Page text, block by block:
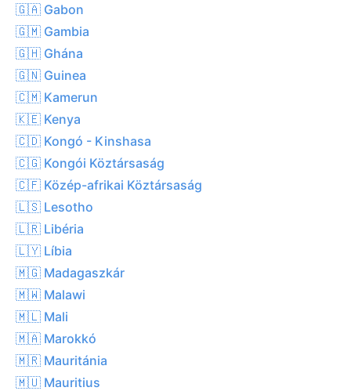
🇬🇦 Gabon
🇬🇲 Gambia
🇬🇭 Ghána
🇬🇳 Guinea
🇨🇲 Kamerun
🇰🇪 Kenya
🇨🇩 Kongó - Kinshasa
🇨🇬 Kongói Köztársaság
🇨🇫 Közép-afrikai Köztársaság
🇱🇸 Lesotho
🇱🇷 Libéria
🇱🇾 Líbia
🇲🇬 Madagaszkár
🇲🇼 Malawi
🇲🇱 Mali
🇲🇦 Marokkó
🇲🇷 Mauritánia
🇲🇺 Mauritius